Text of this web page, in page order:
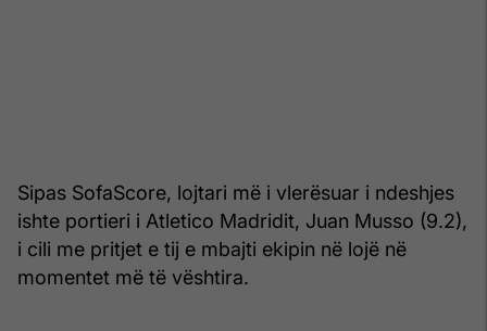
Sipas SofaScore, lojtari më i vlerësuar i ndeshjes
ishte portieri i Atletico Madridit, Juan Musso (9.2),
i cili me pritjet e tij e mbajti ekipin në lojë në
momentet më të vështira.